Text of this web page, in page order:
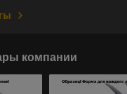
компании